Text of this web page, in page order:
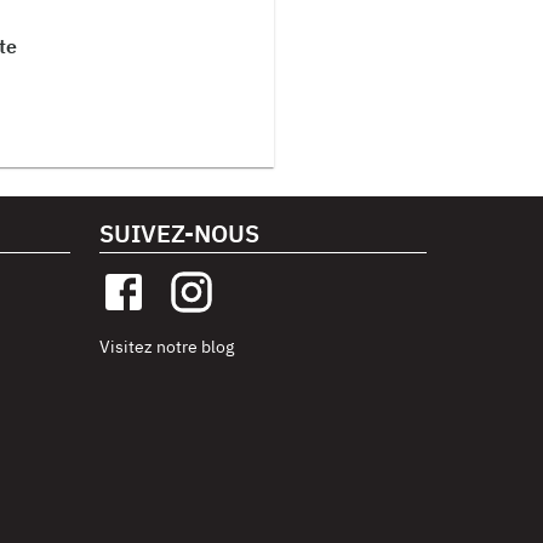
SUIVEZ-NOUS
Visitez notre blog